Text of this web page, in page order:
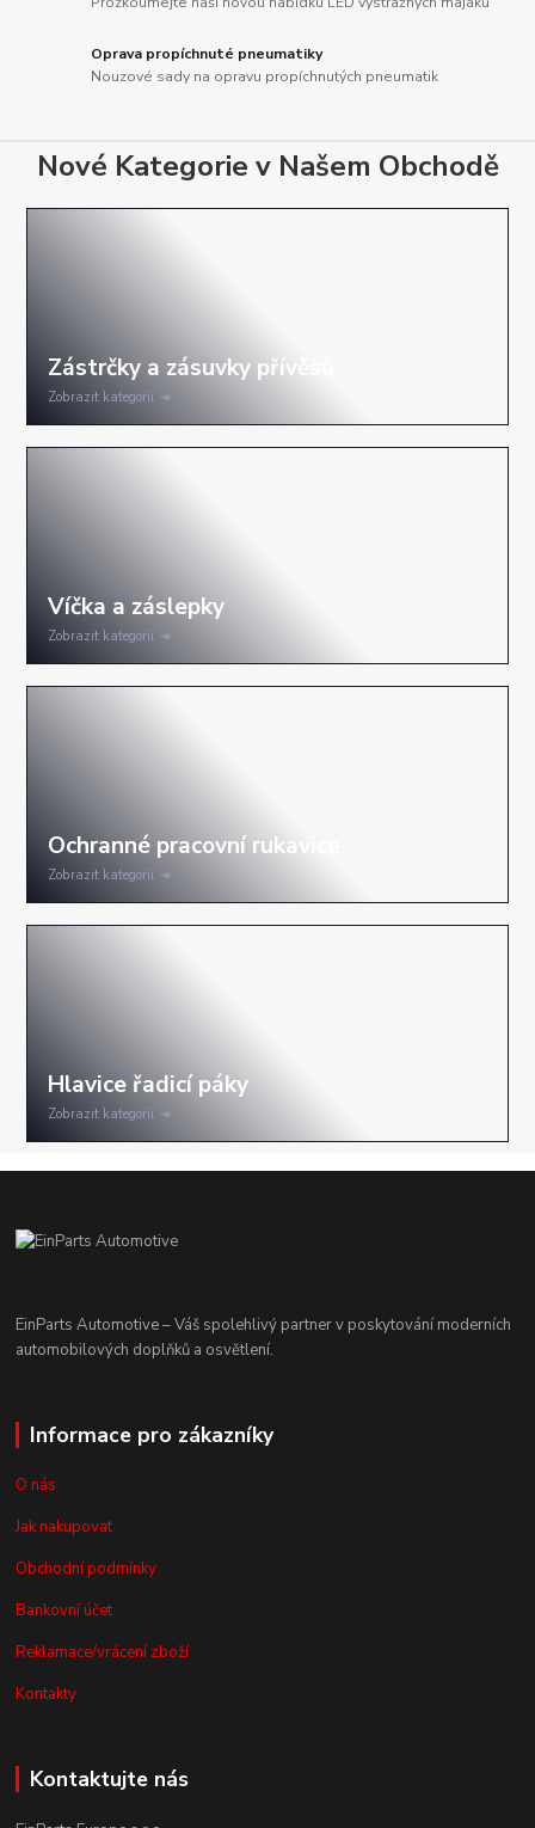
Oprava propíchnuté pneumatiky
Nouzové sady na opravu propíchnutých pneumatik
Nové Kategorie v Našem Obchodě
Zobrazit kategorii
Zobrazit kategorii
Zobrazit kategorii
Zobrazit kategorii
EinParts Automotive – Váš spolehlivý partner v poskytování moderních
automobilových doplňků a osvětlení.
Informace pro zákazníky
O nás
Jak nakupovat
Obchodní podmínky
Bankovní účet
Reklamace/vrácení zboží
Kontakty
Kontaktujte nás